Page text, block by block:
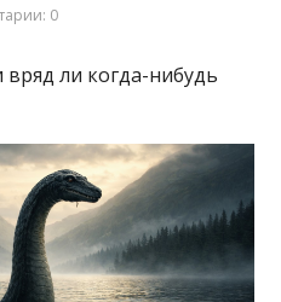
0
ли когда-нибудь